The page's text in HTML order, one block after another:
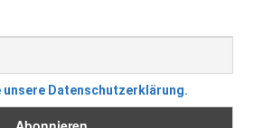
unsere Datenschutzerklärung.